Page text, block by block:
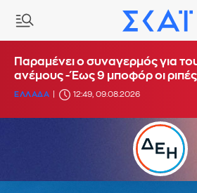
Παραμένει ο συναγερμός για
ανέμους - Έως 9 μποφόρ οι
ΕΛΛΑΔΑ 12:49, 09.08.2026